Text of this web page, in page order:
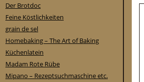
Der Brotdoc
Feine Köstlichkeiten
grain de sel
Homebaking – The Art of Baking
Küchenlatein
Madam Rote Rübe
Mipano – Rezeptsuchmaschine etc.